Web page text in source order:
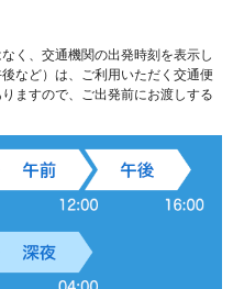
く、交通機関の出発時刻を表示し
など）は、ご利用いただく交通便
ますので、ご出発前にお渡しする